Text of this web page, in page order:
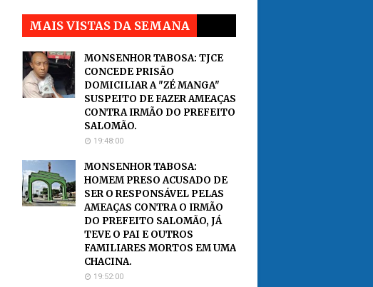
MAIS VISTAS DA SEMANA
MONSENHOR TABOSA: TJCE
CONCEDE PRISÃO
DOMICILIAR A "ZÉ MANGA"
SUSPEITO DE FAZER AMEAÇAS
CONTRA IRMÃO DO PREFEITO
SALOMÃO.
19:48:00
MONSENHOR TABOSA:
HOMEM PRESO ACUSADO DE
SER O RESPONSÁVEL PELAS
AMEAÇAS CONTRA O IRMÃO
DO PREFEITO SALOMÃO, JÁ
TEVE O PAI E OUTROS
FAMILIARES MORTOS EM UMA
CHACINA.
19:52:00